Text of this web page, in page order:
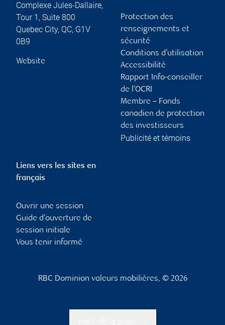
Complexe Jules-Dallaire,
Tour 1, Suite 800
Quebec City, QC, G1V
0B9
Website
Protection des
renseignements et
sécurité
Conditions d’utilisation
Accessibilité
Rapport Info-conseiller
de l’OCRI
Membre – Fonds
canadien de protection
des investisseurs
Publicité et témoins
Liens vers les sites en
français
Ouvrir une session
Guide d’ouverture de
session initiale
Vous tenir informé
RBC Dominion valeurs mobilières, © 2026